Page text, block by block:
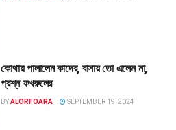
কোথায় পালালেন কাদের, বাসায় তো এলেন না,
প্রশ্ন ফখরুলের
BYALORFOARA SEPTEMBER 19, 2024